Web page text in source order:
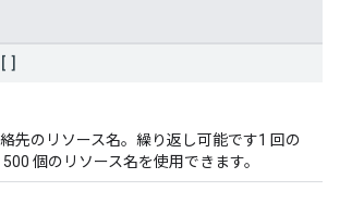
先のリソース名。繰り返し可能です1 回の
個のリソース名を使用できます。